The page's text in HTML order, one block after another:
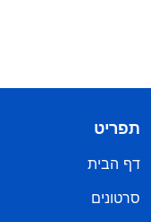
תפריט
דף הבית
סרטונים